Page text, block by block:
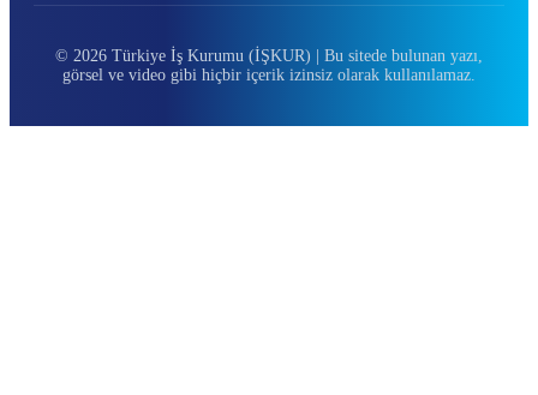
© 2026 Türkiye İş Kurumu (İŞKUR) | Bu sitede bulunan yazı,
görsel ve video gibi hiçbir içerik izinsiz olarak kullanılamaz.